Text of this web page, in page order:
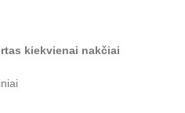
kiekvienai nakčiai